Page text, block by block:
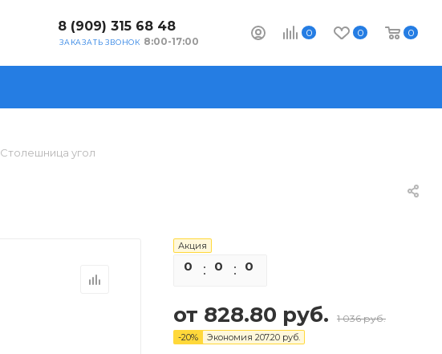
0 0 0
8 (909) 315 68 48
ЗАКАЗАТЬ ЗВОНОК 8:00-17:00
Столешница угол
Акция
0 0 0
от 828.80 руб. 1 036 руб.
-20% Экономия 207.20 руб.